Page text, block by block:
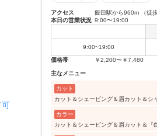
アクセス
飯田駅から960m （徒
本日の営業状況 9:00〜19:00
9:00~19:00
価格帯
￥2,200〜￥7,480
主なメニュー
カット
カット＆シェービング＆眉カット＆シ
カラー
カット＆シェービング＆眉カット＆『
可